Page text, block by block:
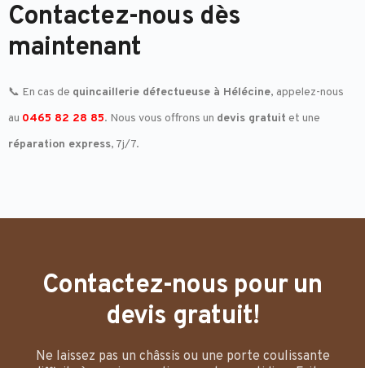
Contactez-nous dès
maintenant
📞 En cas de quincaillerie défectueuse à Hélécine, appelez-nous
au 0465 82 28 85. Nous vous offrons un devis gratuit et une
réparation express, 7j/7.
Contactez-nous pour un
devis gratuit!
Ne laissez pas un châssis ou une porte coulissante